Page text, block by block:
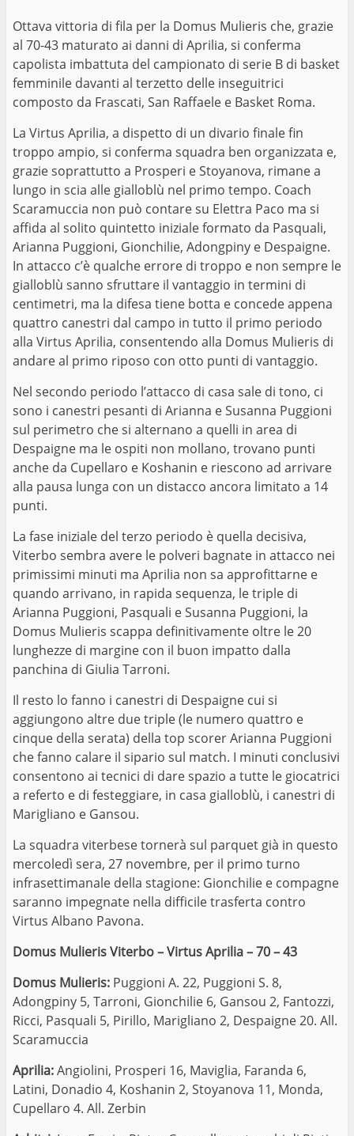
Ottava vittoria di fila per la Domus Mulieris che, grazie
al 70-43 maturato ai danni di Aprilia, si conferma
capolista imbattuta del campionato di serie B di basket
femminile davanti al terzetto delle inseguitrici
composto da Frascati, San Raffaele e Basket Roma.
La Virtus Aprilia, a dispetto di un divario finale fin
troppo ampio, si conferma squadra ben organizzata e,
grazie soprattutto a Prosperi e Stoyanova, rimane a
lungo in scia alle gialloblù nel primo tempo. Coach
Scaramuccia non può contare su Elettra Paco ma si
affida al solito quintetto iniziale formato da Pasquali,
Arianna Puggioni, Gionchilie, Adongpiny e Despaigne.
In attacco c’è qualche errore di troppo e non sempre le
gialloblù sanno sfruttare il vantaggio in termini di
centimetri, ma la difesa tiene botta e concede appena
quattro canestri dal campo in tutto il primo periodo
alla Virtus Aprilia, consentendo alla Domus Mulieris di
andare al primo riposo con otto punti di vantaggio.
Nel secondo periodo l’attacco di casa sale di tono, ci
sono i canestri pesanti di Arianna e Susanna Puggioni
sul perimetro che si alternano a quelli in area di
Despaigne ma le ospiti non mollano, trovano punti
anche da Cupellaro e Koshanin e riescono ad arrivare
alla pausa lunga con un distacco ancora limitato a 14
punti.
La fase iniziale del terzo periodo è quella decisiva,
Viterbo sembra avere le polveri bagnate in attacco nei
primissimi minuti ma Aprilia non sa approfittarne e
quando arrivano, in rapida sequenza, le triple di
Arianna Puggioni, Pasquali e Susanna Puggioni, la
Domus Mulieris scappa definitivamente oltre le 20
lunghezze di margine con il buon impatto dalla
panchina di Giulia Tarroni.
Il resto lo fanno i canestri di Despaigne cui si
aggiungono altre due triple (le numero quattro e
cinque della serata) della top scorer Arianna Puggioni
che fanno calare il sipario sul match. I minuti conclusivi
consentono ai tecnici di dare spazio a tutte le giocatrici
a referto e di festeggiare, in casa gialloblù, i canestri di
Marigliano e Gansou.
La squadra viterbese tornerà sul parquet già in questo
mercoledì sera, 27 novembre, per il primo turno
infrasettimanale della stagione: Gionchilie e compagne
saranno impegnate nella difficile trasferta contro
Virtus Albano Pavona.
Domus Mulieris Viterbo – Virtus Aprilia – 70 – 43
Domus Mulieris: Puggioni A. 22, Puggioni S. 8,
Adongpiny 5, Tarroni, Gionchilie 6, Gansou 2, Fantozzi,
Ricci, Pasquali 5, Pirillo, Marigliano 2, Despaigne 20. All.
Scaramuccia
Aprilia:Angiolini, Prosperi 16, Maviglia, Faranda 6,
Latini, Donadio 4, Koshanin 2, Stoyanova 11, Monda,
Cupellaro 4. All. Zerbin